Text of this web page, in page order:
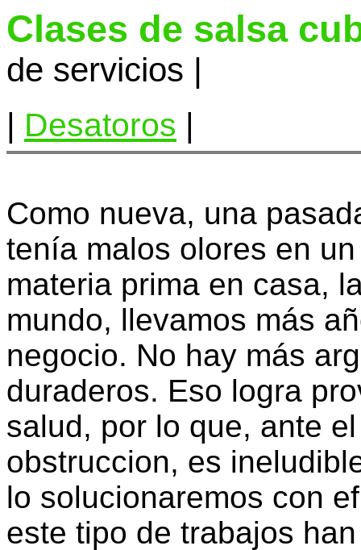
Clases de salsa
de servicios |
Desatoros
Como nueva, una
tenía malos olores en
materia prima en casa,
mundo, llevamos más
negocio. No hay más
duraderos. Eso logra
salud, por lo que, ante
obstruccion, es
lo solucionaremos con
este tipo de trabajos